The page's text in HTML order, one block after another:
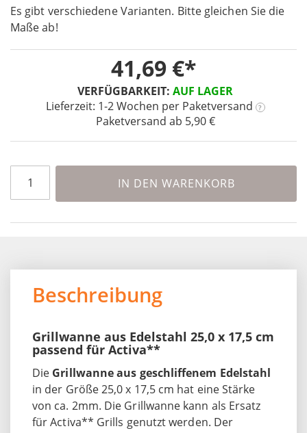
Es gibt verschiedene Varianten. Bitte gleichen Sie die
Maße ab!
VERFÜGBARKEIT: AUF LAGER
Lieferzeit: 1-2 Wochen per Paketversand ?
Paketversand ab 5,90 €
41,69 €
IN DEN WARENKORB
Beschreibung
Grillwanne aus Edelstahl 25,0 x 17,5 cm
passend für Activa**
Die Grillwanne aus geschliffenem Edelstahl
in der Größe 25,0 x 17,5 cm hat eine Stärke
von ca. 2mm. Die Grillwanne kann als Ersatz
für Activa** Grills genutzt werden. Der